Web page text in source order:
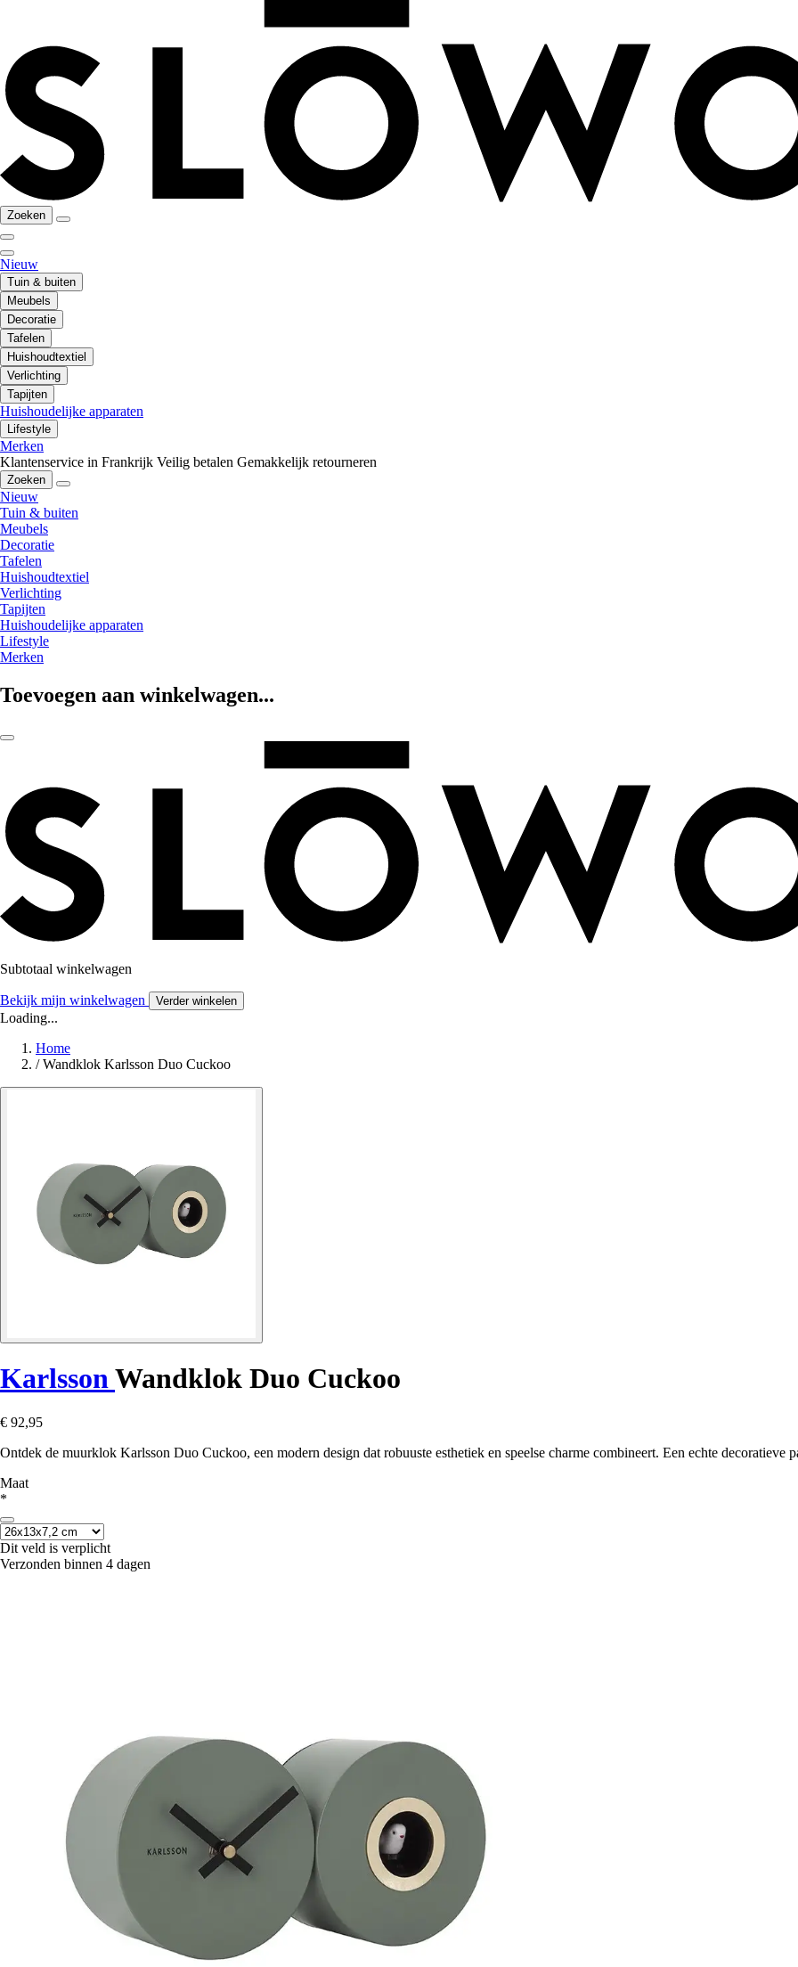
Zoeken
Nieuw
Tuin & buiten
Meubels
Decoratie
Tafelen
Huishoudtextiel
Verlichting
Tapijten
Huishoudelijke apparaten
Lifestyle
Merken
Klantenservice in Frankrijk Veilig betalen Gemakkelijk retourneren
Zoeken
Nieuw
Tuin & buiten
Meubels
Decoratie
Tafelen
Huishoudtextiel
Verlichting
Tapijten
Huishoudelijke apparaten
Lifestyle
Merken
Toevoegen aan winkelwagen...
Subtotaal winkelwagen
Bekijk mijn winkelwagen Verder winkelen
Loading...
Home
/ Wandklok Karlsson Duo Cuckoo
Karlsson Wandklok Duo Cuckoo
€ 92,95
Ontdek de muurklok Karlsson Duo Cuckoo, een modern design dat robuuste esthetiek en speelse charme combineert. Een echte decoratieve
Maat
*
Dit veld is verplicht
Verzonden binnen 4 dagen